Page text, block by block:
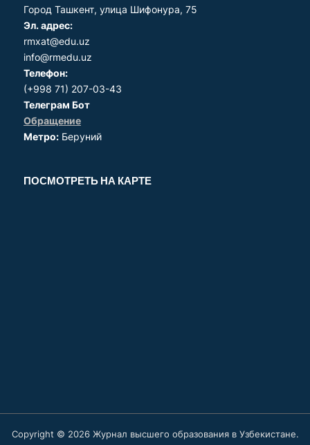
Город Ташкент, улица Шифонура, 75
Эл. адрес:
rmxat@edu.uz
info@rmedu.uz
Телефон:
(+998 71) 207-03-43
Телеграм Бот
Обращение
Метро: Беруний
ПОСМОТРЕТЬ НА КАРТЕ
Copyright © 2026 Журнал высшего образования в Узбекистане.